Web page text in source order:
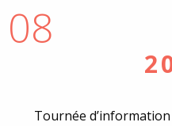
08
Tournée